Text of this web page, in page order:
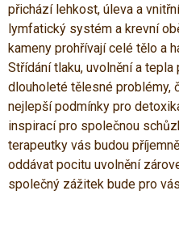
přichází lehkost, úleva a
lymfatický systém a krevní
kameny prohřívají celé tělo a
Střídání tlaku, uvolnění a
dlouholeté tělesné problémy,
nejlepší podmínky pro
inspirací pro společnou
terapeutky vás budou
oddávat pocitu uvolnění
společný zážitek bude pro